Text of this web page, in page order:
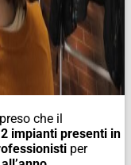
che il
impianti presenti in
per